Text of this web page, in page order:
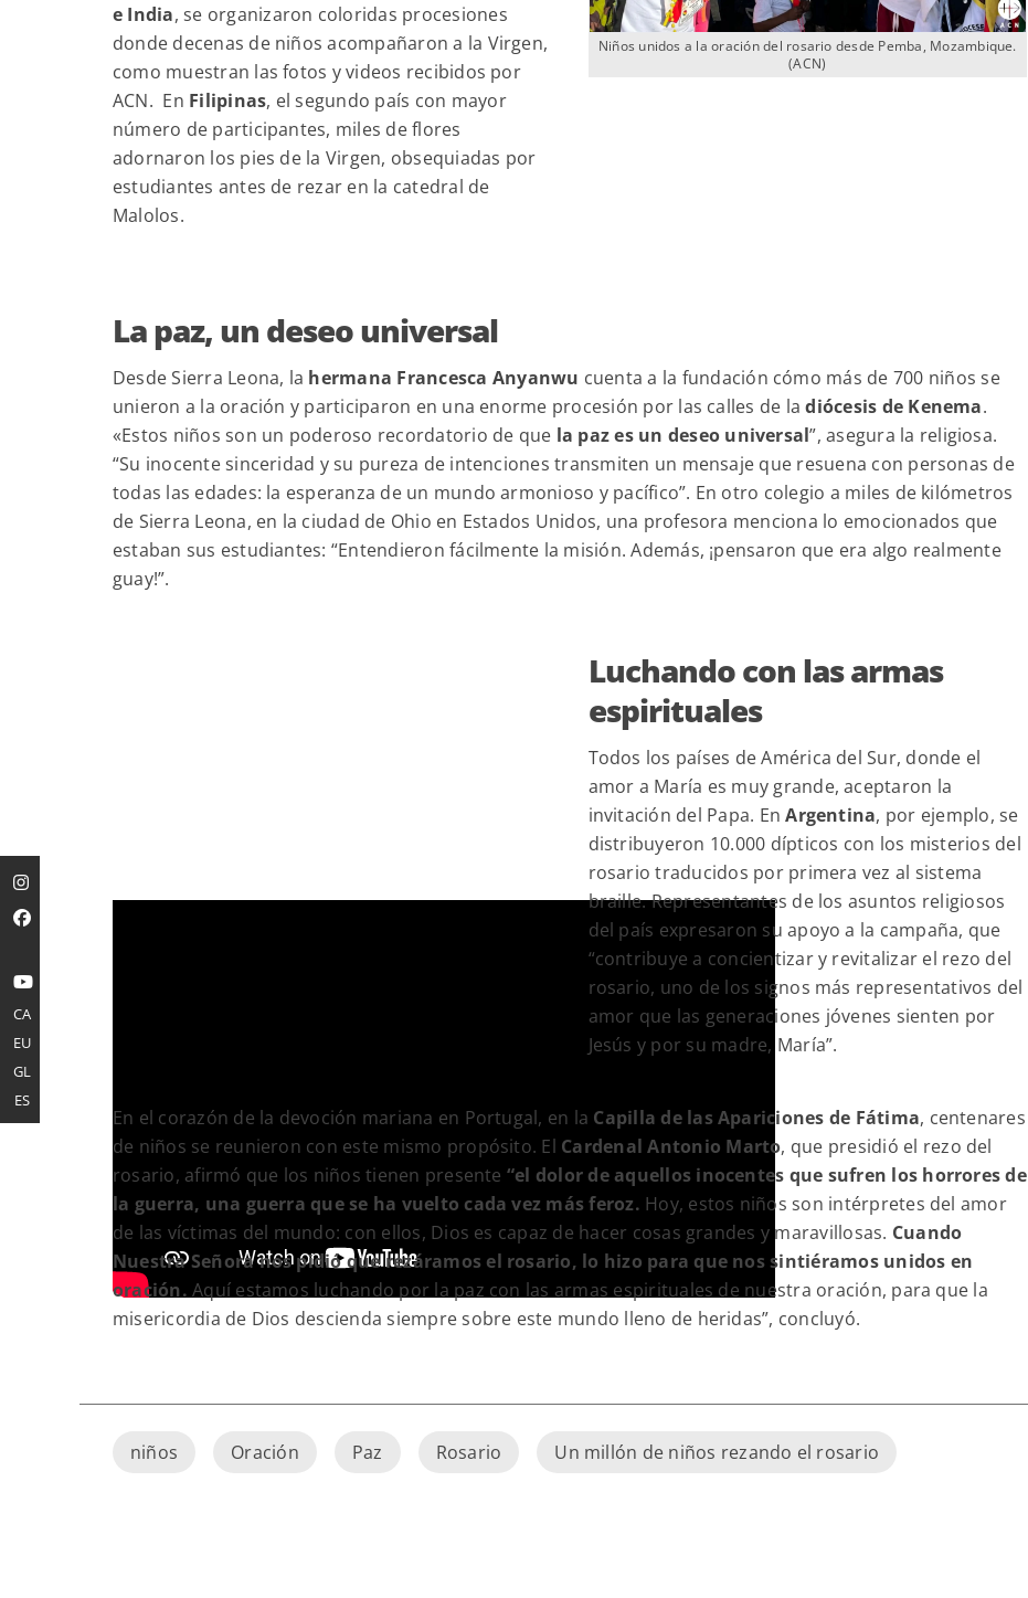
e India, se organizaron coloridas procesiones
donde decenas de niños acompañaron a la Virgen,
como muestran las fotos y videos recibidos por
ACN. En Filipinas, el segundo país con mayor
número de participantes, miles de flores
adornaron los pies de la Virgen, obsequiadas por
estudiantes antes de rezar en la catedral de
Malolos.
Niños unidos a la oración del rosario desde Pemba, Mozambique.
(ACN)
La paz, un deseo universal
Desde Sierra Leona, la hermana Francesca Anyanwu cuenta a la fundación cómo más de 700 niños se
unieron a la oración y participaron en una enorme procesión por las calles de ladiócesis de Kenema.
«Estos niños son un poderoso recordatorio de que la paz es un deseo universal”, asegura la religiosa.
“Su inocente sinceridad y su pureza de intenciones transmiten un mensaje que resuena con personas de
todas las edades: la esperanza de un mundo armonioso y pacífico”. En otro colegio a miles de kilómetros
de Sierra Leona, en la ciudad de Ohio en Estados Unidos, una profesora menciona lo emocionados que
estaban sus estudiantes: “Entendieron fácilmente la misión. Además, ¡pensaron que era algo realmente
guay!”.
Luchando con las armas
espirituales
Todos los países de América del Sur, donde el
amor a María es muy grande, aceptaron la
invitación del Papa. EnArgentina, por ejemplo, se
distribuyeron 10.000 dípticos con los misterios del
rosario traducidos por primera vez al sistema
braille. Representantes de los asuntos religiosos
del país expresaron su apoyo a la campaña, que
“contribuye a concientizar y revitalizar el rezo del
rosario, uno de los signos más representativos del
amor que las generaciones jóvenes sienten por
Jesús y por su madre, María”.
En el corazón de la devoción mariana en Portugal, en la Capilla de las Apariciones de Fátima, centenares
de niños se reunieron con este mismo propósito. El Cardenal Antonio Marto, que presidió el rezo del
rosario, afirmó que los niños tienen presente “el dolor de aquellos inocentes que sufren los horrores de
la guerra, una guerra que se ha vuelto cada vez más feroz. Hoy, estos niños son intérpretes del amor
de las víctimas del mundo: con ellos, Dios es capaz de hacer cosas grandes y maravillosas. Cuando
Nuestra Señora nos pidió que rezáramos el rosario, lo hizo para que nos sintiéramos unidos en
oración. Aquí estamos luchando por la paz con las armas espirituales de nuestra oración, para que la
misericordia de Dios descienda siempre sobre este mundo lleno de heridas”, concluyó.
niños Oración Paz Rosario Un millón de niños rezando el rosario
CA
EU
GL
ES